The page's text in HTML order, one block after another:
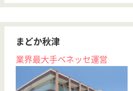
事業所のモットーは、1日10日分の知識を入れるこ
あう楽しい職場
介護職 パート(日勤のみ)
給与
時給：1,300円〜
職種
介護職
給料多め 未経験OK
車通勤OK
育休・産休
駅徒歩10分以内